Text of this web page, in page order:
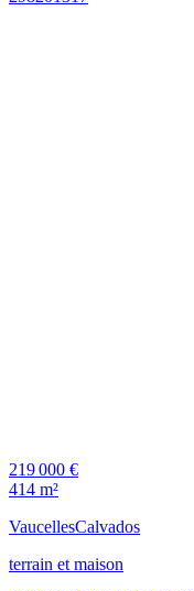
219 000 €
414 m²
VaucellesCalvados
terrain et maison